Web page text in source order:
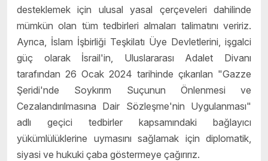
desteklemek için ulusal yasal çerçeveleri dahilinde
mümkün olan tüm tedbirleri almaları talimatını veririz.
Ayrıca, İslam İşbirliği Teşkilatı Üye Devletlerini, işgalci
güç olarak İsrail'in, Uluslararası Adalet Divanı
tarafından 26 Ocak 2024 tarihinde çıkarılan "Gazze
Şeridi'nde Soykırım Suçunun Önlenmesi ve
Cezalandırılmasına Dair Sözleşme'nin Uygulanması"
adlı geçici tedbirler kapsamındaki bağlayıcı
yükümlülüklerine uymasını sağlamak için diplomatik,
siyasi ve hukuki çaba göstermeye çağırırız.